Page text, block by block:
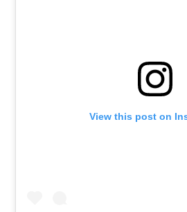
View this post on